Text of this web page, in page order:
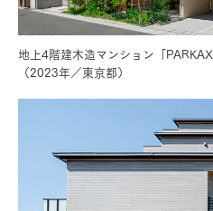
地上4階建木造マンション「
（2023年／東京都）